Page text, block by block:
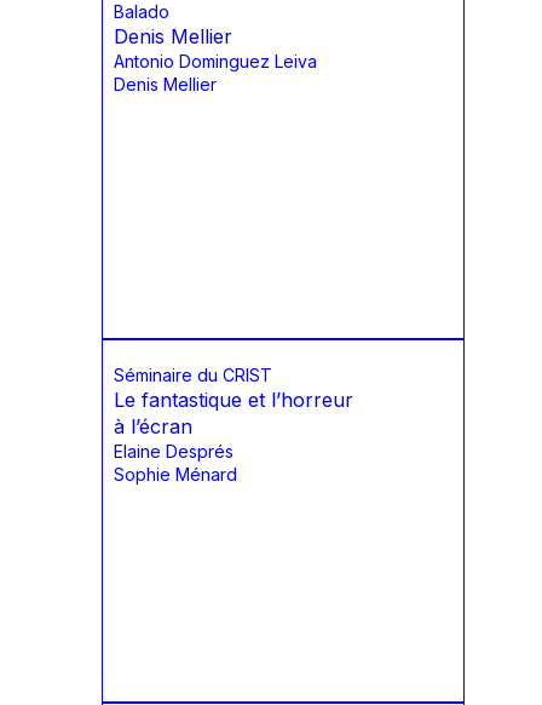
Balado
Denis Mellier
Antonio Dominguez Leiva
Denis Mellier
Séminaire du CRIST
Le fantastique et l’horreur
à l’écran
Elaine Després
Sophie Ménard